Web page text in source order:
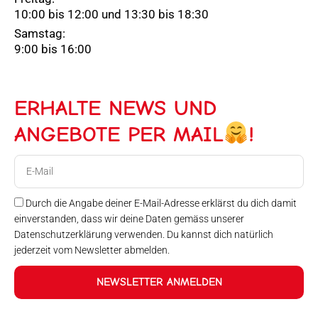
10:00 bis 12:00 und 13:30 bis 18:30
Samstag:
9:00 bis 16:00
ERHALTE NEWS UND
ANGEBOTE PER MAIL
!
Durch die Angabe deiner E-Mail-Adresse erklärst du dich damit
einverstanden, dass wir deine Daten gemäss unserer
Datenschutzerklärung verwenden. Du kannst dich natürlich
jederzeit vom Newsletter abmelden.
NEWSLETTER ANMELDEN